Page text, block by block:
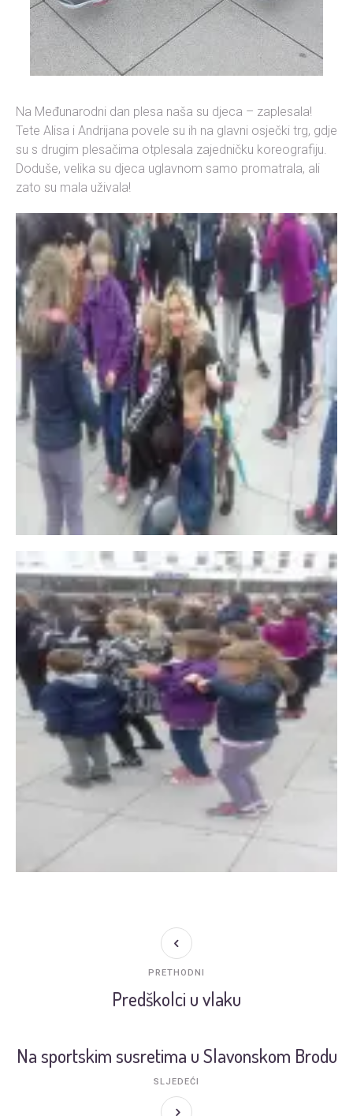
Na Međunarodni dan plesa naša su djeca – zaplesala!
Tete Alisa i Andrijana povele su ih na glavni osječki trg, gdje
su s drugim plesačima otplesala zajedničku koreografiju.
Doduše, velika su djeca uglavnom samo promatrala, ali
zato su mala uživala!
Predškolci u vlaku
PRETHODNI
Na sportskim susretima u Slavonskom Brodu
SLJEDEĆI